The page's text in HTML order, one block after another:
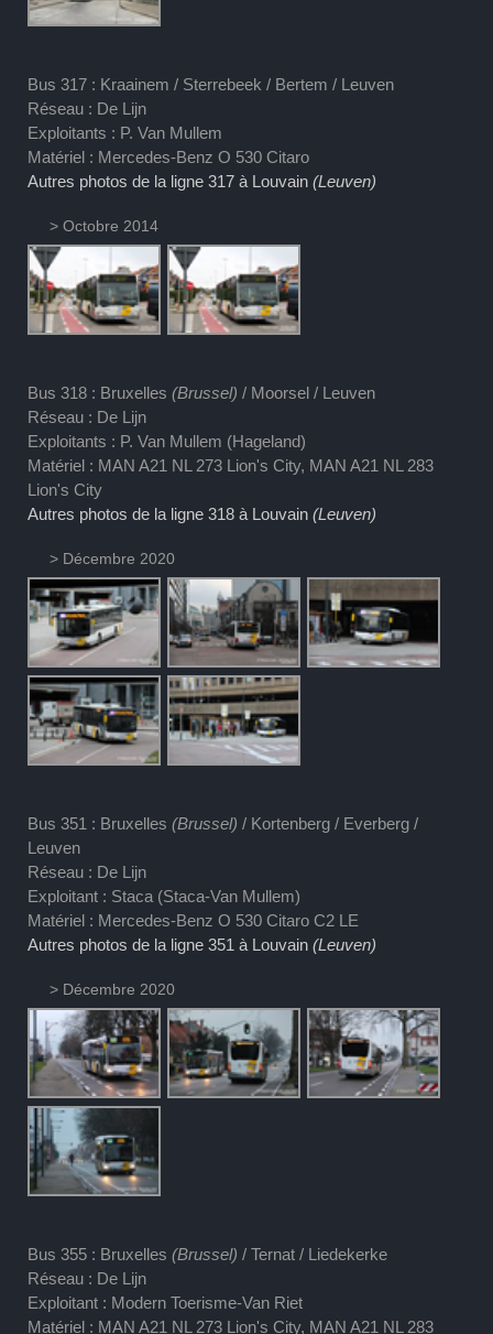
Bus 317 : Kraainem / Sterrebeek / Bertem / Leuven
Réseau : De Lijn
Exploitants : P. Van Mullem
Matériel : Mercedes-Benz O 530 Citaro
Autres photos de la ligne 317 à Louvain (Leuven)
> Octobre 2014
Bus 318 : Bruxelles (Brussel) / Moorsel / Leuven
Réseau : De Lijn
Exploitants : P. Van Mullem (Hageland)
Matériel : MAN A21 NL 273 Lion's City, MAN A21 NL 283
Lion's City
Autres photos de la ligne 318 à Louvain (Leuven)
> Décembre 2020
Bus 351 : Bruxelles (Brussel) / Kortenberg / Everberg /
Leuven
Réseau : De Lijn
Exploitant : Staca (Staca-Van Mullem)
Matériel : Mercedes-Benz O 530 Citaro C2 LE
Autres photos de la ligne 351 à Louvain (Leuven)
> Décembre 2020
Bus 355 : Bruxelles (Brussel) / Ternat / Liedekerke
Réseau : De Lijn
Exploitant : Modern Toerisme-Van Riet
Matériel : MAN A21 NL 273 Lion's City, MAN A21 NL 283